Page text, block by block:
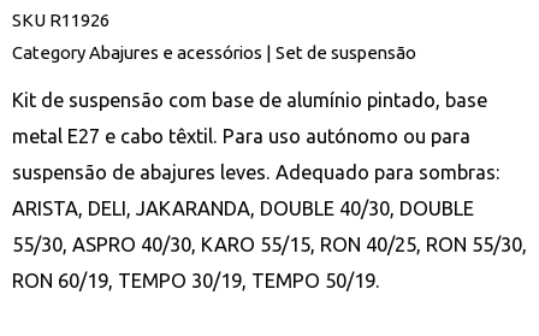
SKU R11926
CategoryAbajures e acessórios | Set de suspensão
Kit de suspensão com base de alumínio pintado, base
metal E27 e cabo têxtil. Para uso autónomo ou para
suspensão de abajures leves. Adequado para sombras:
ARISTA, DELI, JAKARANDA, DOUBLE 40/30, DOUBLE
55/30, ASPRO 40/30, KARO 55/15, RON 40/25, RON 55/30,
RON 60/19, TEMPO 30/19, TEMPO 50/19.